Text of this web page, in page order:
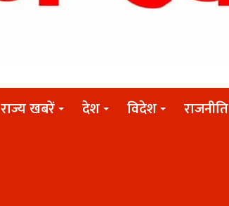
राज्य खबरें देश विदेश राजनीति